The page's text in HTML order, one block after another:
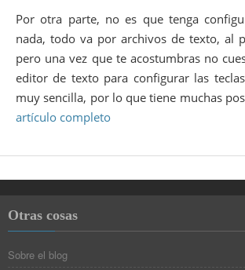
Por otra parte, no es que tenga
nada, todo va por archivos de texto, al
pero una vez que te acostumbras no
editor de texto para configurar las
muy sencilla, por lo que tiene muchas
artículo completo
Otras cosas
Sobre el blog